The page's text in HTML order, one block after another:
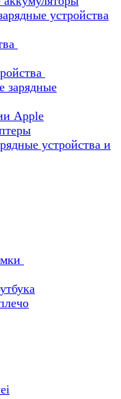
устройства
зарядные
Apple
устройства и